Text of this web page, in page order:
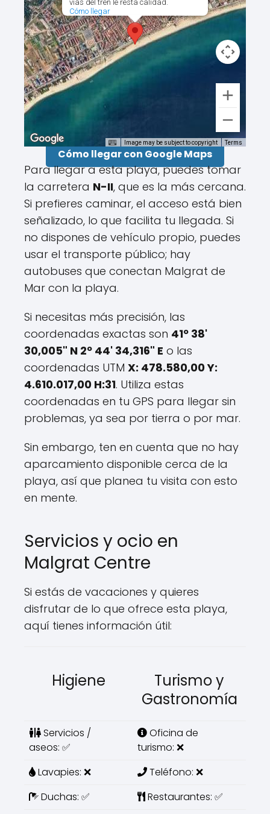
vías del tren le resta calidad.
Cómo llegar
Image may be subject to copyright Terms
Cómo llegar con Google Maps
Para llegar a esta playa, puedes tomar
la carretera N-II, que es la más cercana.
Si prefieres caminar, el acceso está bien
señalizado, lo que facilita tu llegada. Si
no dispones de vehículo propio, puedes
usar el transporte público; hay
autobuses que conectan Malgrat de
Mar con la playa.
Si necesitas más precisión, las
coordenadas exactas son 41º 38'
30,005" N 2º 44' 34,316" E o las
coordenadas UTM X: 478.580,00 Y:
4.610.017,00 H:31. Utiliza estas
coordenadas en tu GPS para llegar sin
problemas, ya sea por tierra o por mar.
Sin embargo, ten en cuenta que no hay
aparcamiento disponible cerca de la
playa, así que planea tu visita con esto
en mente.
Servicios y ocio en
Malgrat Centre
Si estás de vacaciones y quieres
disfrutar de lo que ofrece esta playa,
aquí tienes información útil:
Higiene
Turismo y
Gastronomía
Servicios /
aseos: ✅
Oficina de
turismo: ❌
Lavapies: ❌
Teléfono: ❌
Duchas: ✅
Restaurantes: ✅